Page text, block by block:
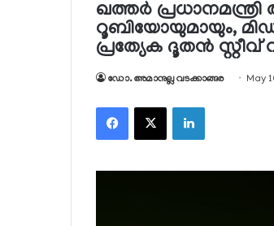
ഖത്തര്‍ പ്രധാനമന്ത്രി
റൂബിയോയുമായും,
പ്രത്യേക ദൂതന്‍ സ്റ്റീവ്
ഡോ. അമാനുല്ല വടക്കാങ്ങര May
Facebook
X LinkedIn